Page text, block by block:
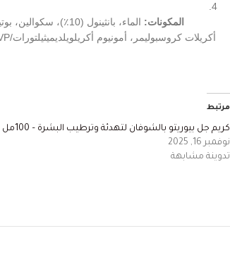
المكونات:
مرتبط
كريم جل بيوريتو بالشوفان لتهدئة وترطيب البشرة – 100مل
نوفمبر 16, 2025
تدوينة مشابهة